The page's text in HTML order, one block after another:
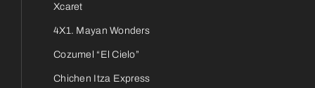
Xcaret
4X1. Mayan Wonders
Cozumel “El Cielo”
Chichen Itza Express